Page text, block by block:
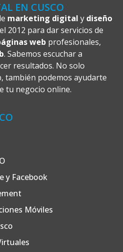
EN CUSCO
marketing digital y diseño
2012 para dar servicios de
web profesionales,
. Sabemos escuchar a
resultados. No solo
también podemos ayudarte
tu negocio online.
y Facebook
Móviles